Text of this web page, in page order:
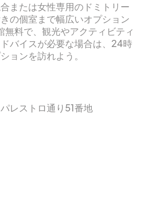
または女性専用のドミトリー
の個室まで幅広いオプション
料で、観光やアクティビティ
バイスが必要な場合は、24時
ョンを訪れよう。
レストロ通り51番地